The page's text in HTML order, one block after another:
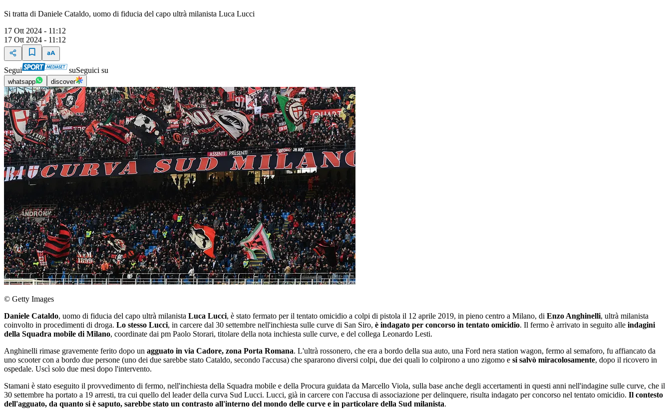
Si tratta di Daniele Cataldo, uomo di fiducia del capo ultrà milanista Luca Lucci
17 Ott 2024 - 11:12
17 Ott 2024 - 11:12
Segui suSeguici su
whatsapp discover
© Getty Images
Daniele Cataldo, uomo di fiducia del capo ultrà milanista Luca Lucci, è stato fermato per il tentato omicidio a colpi di pistola il 12 aprile 2019, in pieno centro a Milano, di Enzo Anghinelli, ultrà milanista
coinvolto in procedimenti di droga. Lo stesso Lucci, in carcere dal 30 settembre nell'inchiesta sulle curve di San Siro, è indagato per concorso in tentato omicidio. Il fermo è arrivato in seguito alle indagini
della Squadra mobile di Milano, coordinate dai pm Paolo Storari, titolare della nota inchiesta sulle curve, e del collega Leonardo Lesti.
Anghinelli rimase gravemente ferito dopo un agguato in via Cadore, zona Porta Romana. L'ultrà rossonero, che era a bordo della sua auto, una Ford nera station wagon, fermo al semaforo, fu affiancato da
uno scooter con a bordo due persone (uno dei due sarebbe stato Cataldo, secondo l'accusa) che spararono diversi colpi, due dei quali lo colpirono a uno zigomo e si salvò miracolosamente, dopo il ricovero in
ospedale. Uscì solo due mesi dopo l'intervento.
Stamani è stato eseguito il provvedimento di fermo, nell'inchiesta della Squadra mobile e della Procura guidata da Marcello Viola, sulla base anche degli accertamenti in questi anni nell'indagine sulle curve, che il
30 settembre ha portato a 19 arresti, tra cui quello del leader della curva Sud Lucci. Lucci, già in carcere con l'accusa di associazione per delinquere, risulta indagato per concorso nel tentato omicidio. Il contesto
dell'agguato, da quanto si è saputo, sarebbe stato un contrasto all'interno del mondo delle curve e in particolare della Sud milanista.